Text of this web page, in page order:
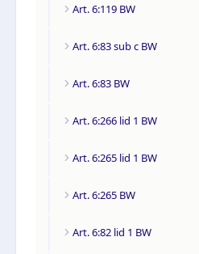
Art. 6:119 BW
Art. 6:83 sub c BW
Art. 6:83 BW
Art. 6:266 lid 1 BW
Art. 6:265 lid 1 BW
Art. 6:265 BW
Art. 6:82 lid 1 BW